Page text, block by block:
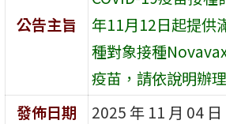
公告主旨
年11月12日起提供
種對象接種
疫苗，請依說明辦理
發佈日期
2025 年 11 月 04 日